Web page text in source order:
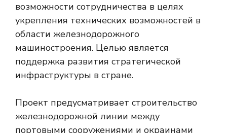
возможности сотрудничества в целях
укрепления технических возможностей в
области железнодорожного
машиностроения. Целью является
поддержка развития стратегической
инфраструктуры в стране.
Проект предусматривает строительство
железнодорожной линии между
портовыми сооружениями и окраинами